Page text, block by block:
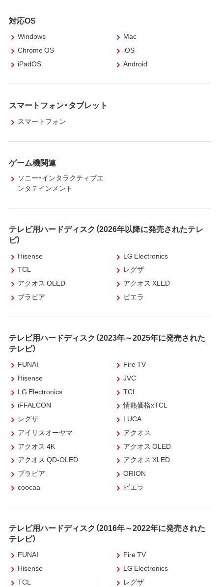
対応OS
Windows
Mac
Chrome OS
iOS
iPadOS
Android
スマートフォン・タブレット
スマートフォン
ゲーム機関連
ソニー・インタラクティブエ
ンタテインメント
テレビ用ハードディスク（2026年以降に発売されたテレ
ビ）
Hisense
LG Electronics
TCL
レグザ
アクオス OLED
アクオス XLED
ブラビア
ビエラ
テレビ用ハードディスク（2023年～2025年に発売された
テレビ）
FUNAI
Fire TV
Hisense
JVC
LG Electronics
TCL
iFFALCON
情熱価格xTCL
レグザ
LUCA
アイリスオーヤマ
アクオス
アクオス 4K
アクオス OLED
アクオス QD-OLED
アクオス XLED
ブラビア
ORION
coocaa
ビエラ
テレビ用ハードディスク（2016年～2022年に発売された
テレビ）
FUNAI
Fire TV
Hisense
LG Electronics
TCL
レグザ